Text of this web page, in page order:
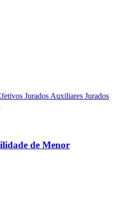
Jurados Auxiliares Jurados
de Menor